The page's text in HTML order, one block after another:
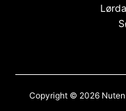
Copyright © 2026